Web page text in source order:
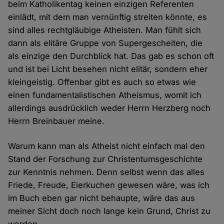
beim Katholikentag keinen einzigen Referenten
einlädt, mit dem man vernünftig streiten könnte, es
sind alles rechtgläubige Atheisten. Man fühlt sich
dann als elitäre Gruppe von Supergescheiten, die
als einzige den Durchblick hat. Das gab es schon oft
und ist bei Licht besehen nicht elitär, sondern eher
kleingeistig. Offenbar gibt es auch so etwas wie
einen fundamentalistischen Atheismus, womit ich
allerdings ausdrücklich weder Herrn Herzberg noch
Herrn Breinbauer meine.
Warum kann man als Atheist nicht einfach mal den
Stand der Forschung zur Christentumsgeschichte
zur Kenntnis nehmen. Denn selbst wenn das alles
Friede, Freude, Eierkuchen gewesen wäre, was ich
im Buch eben gar nicht behaupte, wäre das aus
meiner Sicht doch noch lange kein Grund, Christ zu